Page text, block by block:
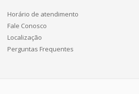
Horário de atendimento
Fale Conosco
Localização
Perguntas Frequentes